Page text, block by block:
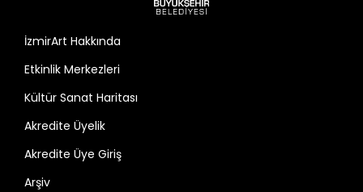
İzmirArt Hakkında
Etkinlik Merkezleri
Kültür Sanat Haritası
Akredite Üyelik
Akredite Üye Giriş
Arşiv